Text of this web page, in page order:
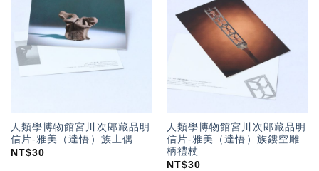
人類學博物館宮川次郎藏品明
信片-雅美（達悟）族土偶
NT$30
人類學博物館宮川次郎藏品明
信片-雅美（達悟）族鏤空雕
柄禮杖
NT$30